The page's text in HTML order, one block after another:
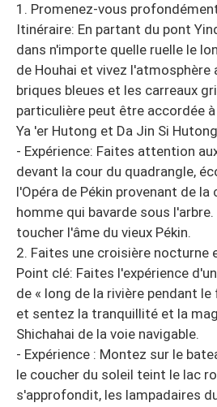
1. Promenez-vous
Itinéraire: En partant du pont
dans n'importe quelle ruelle le
de Houhai et vivez l'atmosphère
briques bleues et les carreaux
particulière peut être accordée
Ya 'er Hutong et Da Jin Si
- Expérience: Faites attention
devant la cour du quadrangle,
l'Opéra de Pékin provenant de la
homme qui bavarde sous
toucher l'âme du vieux Pékin.
2. Faites une croisière nocturne
Point clé: Faites l'expérience
de « long de la rivière pendant
et sentez la tranquillité et la
Shichahai de la voie navigable.
- Expérience : Montez sur le
le coucher du soleil teint le lac
s'approfondit, les lampadaires